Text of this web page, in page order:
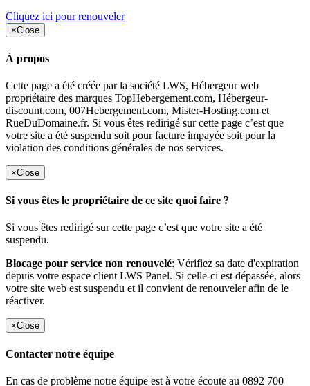
Cliquez ici pour renouveler
×Close
À propos
Cette page a été créée par la société LWS, Hébergeur web
propriétaire des marques TopHebergement.com, Hébergeur-
discount.com, 007Hebergement.com, Mister-Hosting.com et
RueDuDomaine.fr. Si vous êtes redirigé sur cette page c’est que
votre site a été suspendu soit pour facture impayée soit pour la
violation des conditions générales de nos services.
×Close
Si vous êtes le propriétaire de ce site quoi faire ?
Si vous êtes redirigé sur cette page c’est que votre site a été
suspendu.
Blocage pour service non renouvelé: Vérifiez sa date d'expiration
depuis votre espace client LWS Panel. Si celle-ci est dépassée, alors
votre site web est suspendu et il convient de renouveler afin de le
réactiver.
×Close
Contacter notre équipe
En cas de problème notre équipe est à votre écoute au 0892 700